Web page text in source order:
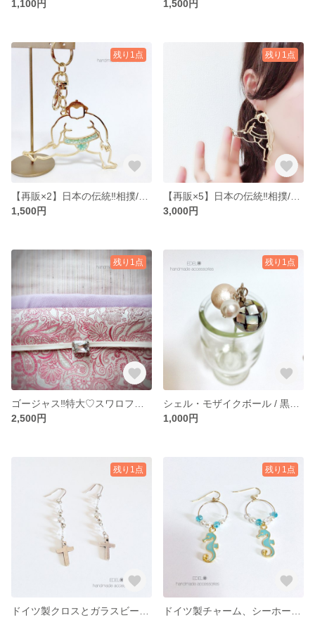
1,100円
1,500円
残り1点
1,500円
残り1点
3,000円
残り1点
2,500円
残り1点
1,000円
残り1点 残り1点